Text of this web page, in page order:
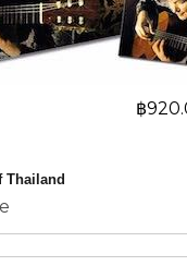
฿
Thailand
classical and folk music